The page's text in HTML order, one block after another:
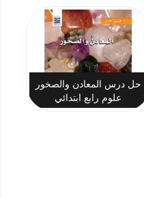
حل درس المعادن والصخور
علوم رابع ابتدائي